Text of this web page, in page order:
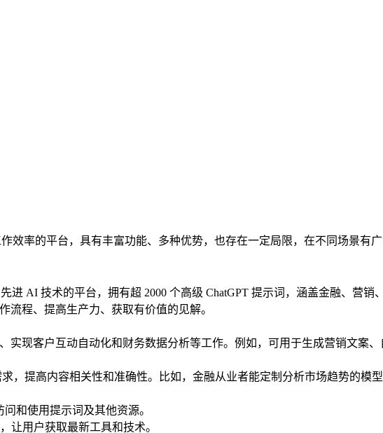
效率的平台，具有丰富功能、多种优势，也存在一定局限，在不同场景有广
进 AI 技术的平台，拥有超 2000 个高级 ChatGPT 提示词，涵盖金融、营
流程、提高生产力、获取有价值的见解。
实现客户互动自动化和财务数据分析等工作。例如，可用于生成营销文案
，提高内容相关性和准确性。比如，金融从业者能定制分析市场趋势的模
和使用提示词及其他资源。
让用户获取最新工具和技术。